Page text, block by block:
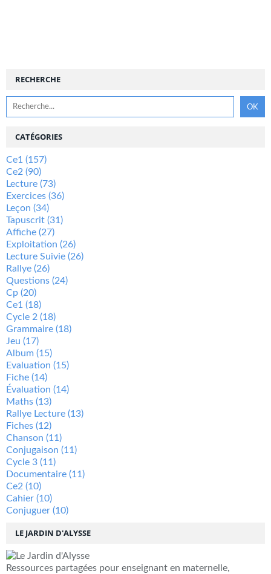
RECHERCHE
LE JARDIN D'ALYSSE
Ressources partagées pour enseignant en maternelle,
CATÉGORIES
Ce1 (157)
Ce2 (90)
Lecture (73)
Exercices (36)
Leçon (34)
Tapuscrit (31)
Affiche (27)
Exploitation (26)
Lecture Suivie (26)
Rallye (26)
Questions (24)
Cp (20)
Ce1 (18)
Cycle 2 (18)
Grammaire (18)
Jeu (17)
Album (15)
Evaluation (15)
Fiche (14)
Évaluation (14)
Maths (13)
Rallye Lecture (13)
Fiches (12)
Chanson (11)
Conjugaison (11)
Cycle 3 (11)
Documentaire (11)
Ce2 (10)
Cahier (10)
Conjuguer (10)